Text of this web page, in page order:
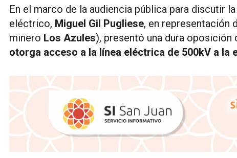
En el marco de la audiencia pública para discutir
eléctrico, Miguel Gil Pugliese, en representación
minero Los Azules), presentó una dura oposición
otorga acceso a la línea eléctrica de 500kV a la